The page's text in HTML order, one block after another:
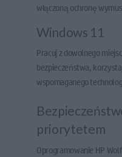
włączoną ochronę
Windows 11
Pracuj z dowolnego
bezpieczeństwa,
wspomaganego
priorytetem
Oprogramowanie HP